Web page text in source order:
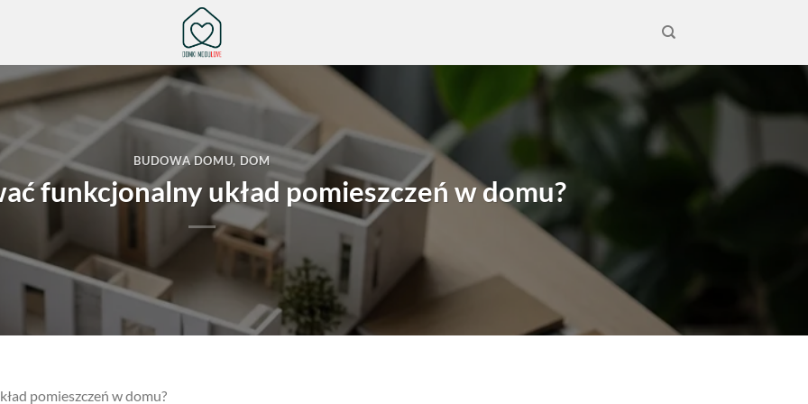
BUDOWA DOMU, DOM
funkcjonalny układ pomieszczeń w domu?
pomieszczeń w domu?